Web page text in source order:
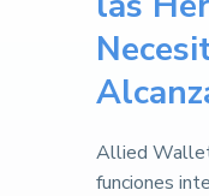
Allied Wallet
funciones